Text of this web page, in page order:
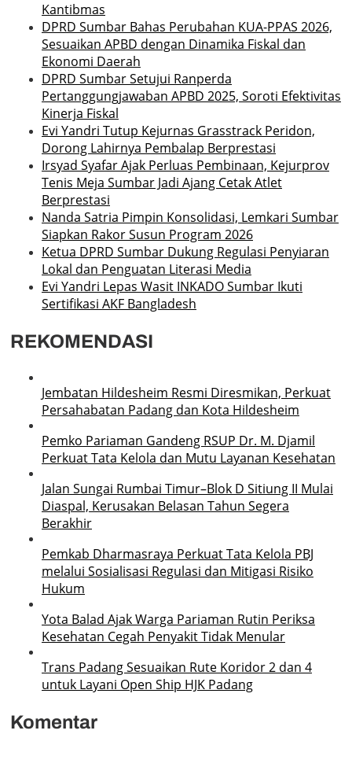
Kantibmas
DPRD Sumbar Bahas Perubahan KUA-PPAS 2026,
Sesuaikan APBD dengan Dinamika Fiskal dan
Ekonomi Daerah
DPRD Sumbar Setujui Ranperda
Pertanggungjawaban APBD 2025, Soroti Efektivitas
Kinerja Fiskal
Evi Yandri Tutup Kejurnas Grasstrack Peridon,
Dorong Lahirnya Pembalap Berprestasi
Irsyad Syafar Ajak Perluas Pembinaan, Kejurprov
Tenis Meja Sumbar Jadi Ajang Cetak Atlet
Berprestasi
Nanda Satria Pimpin Konsolidasi, Lemkari Sumbar
Siapkan Rakor Susun Program 2026
Ketua DPRD Sumbar Dukung Regulasi Penyiaran
Lokal dan Penguatan Literasi Media
Evi Yandri Lepas Wasit INKADO Sumbar Ikuti
Sertifikasi AKF Bangladesh
REKOMENDASI
Jembatan Hildesheim Resmi Diresmikan, Perkuat
Persahabatan Padang dan Kota Hildesheim
Pemko Pariaman Gandeng RSUP Dr. M. Djamil
Perkuat Tata Kelola dan Mutu Layanan Kesehatan
Jalan Sungai Rumbai Timur–Blok D Sitiung II Mulai
Diaspal, Kerusakan Belasan Tahun Segera
Berakhir
Pemkab Dharmasraya Perkuat Tata Kelola PBJ
melalui Sosialisasi Regulasi dan Mitigasi Risiko
Hukum
Yota Balad Ajak Warga Pariaman Rutin Periksa
Kesehatan Cegah Penyakit Tidak Menular
Trans Padang Sesuaikan Rute Koridor 2 dan 4
untuk Layani Open Ship HJK Padang
Komentar